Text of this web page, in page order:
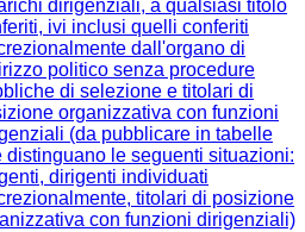
dirigenziali, a qualsiasi titolo
ivi inclusi quelli conferiti
dall'organo di
politico senza procedure
di selezione e titolari di
organizzativa con funzioni
(da pubblicare in tabelle
distinguano le seguenti situazioni:
dirigenti individuati
titolari di posizione
con funzioni dirigenziali)